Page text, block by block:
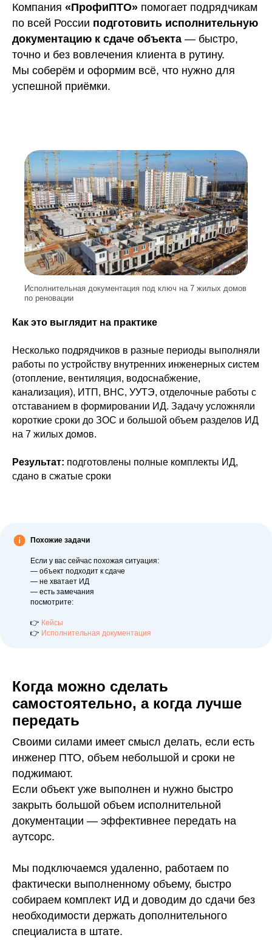
Компания «ПрофиПТО» помогает подрядчикам
по всей России подготовить исполнительную
документацию к сдаче объекта — быстро,
точно и без вовлечения клиента в рутину.
Мы соберём и оформим всё, что нужно для
успешной приёмки.
Исполнительная документация под ключ на 7 жилых домов
по реновации
Как это выглядит на практике
Несколько подрядчиков в разные периоды выполняли
работы по устройству внутренних инженерных систем
(отопление, вентиляция, водоснабжение,
канализация), ИТП, ВНС, УУТЭ, отделочные работы с
отставанием в формировании ИД. Задачу усложняли
короткие сроки до ЗОС и большой объем разделов ИД
на 7 жилых домов.
Результат: подготовлены полные комплекты ИД,
сдано в сжатые сроки
Похожие задачи
Если у вас сейчас похожая ситуация:
— объект подходит к сдаче
— не хватает ИД
— есть замечания
посмотрите:
👉 Кейсы
👉 Исполнительная документация
Когда можно сделать
самостоятельно, а когда лучше
передать
Своими силами имеет смысл делать, если есть
инженер ПТО, объем небольшой и сроки не
поджимают.
Если объект уже выполнен и нужно быстро
закрыть большой объем исполнительной
документации — эффективнее передать на
аутсорс.
Мы подключаемся удаленно, работаем по
фактически выполненному объему, быстро
собираем комплект ИД и доводим до сдачи без
необходимости держать дополнительного
специалиста в штате.